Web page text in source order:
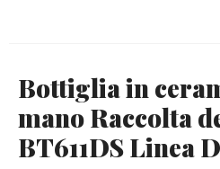
Bottiglia in
mano Raccolta
BT611DS Linea